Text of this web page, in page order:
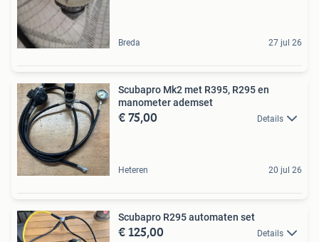
Breda 27 jul 26
Scubapro Mk2 met R395, R295 en
manometer ademset
€ 75,00 Details
Heteren 20 jul 26
Scubapro R295 automaten set
€ 125,00 Details